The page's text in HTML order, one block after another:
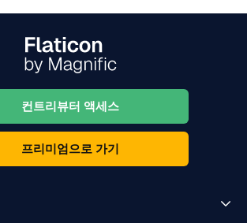
컨트리뷰터 액세스
프리미엄으로 가기